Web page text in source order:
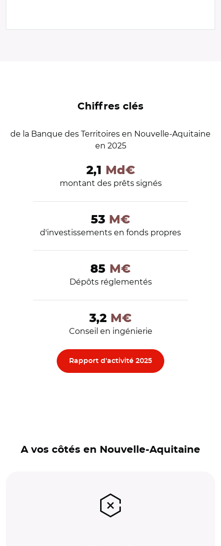
Chiffres clés
de la Banque des Territoires en Nouvelle-Aquitaine
en 2025
2,1 Md€
montant des prêts signés
53 M€
d'investissements en fonds propres
85 M€
Dépôts réglementés
3,2 M€
Conseil en ingénierie
Rapport d'activité 2025Chiffres clés
A vos côtés en Nouvelle-Aquitaine